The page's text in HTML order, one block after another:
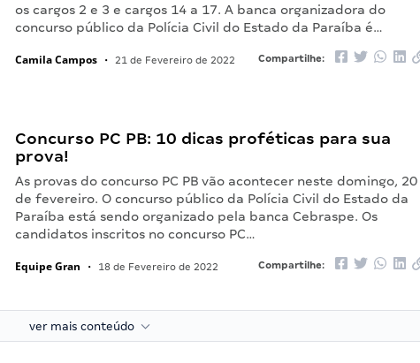
os cargos 2 e 3 e cargos 14 a 17. A banca organizadora do
concurso público da Polícia Civil do Estado da Paraíba é…
Camila Campos • 21 de Fevereiro de 2022 Compartilhe:
Concurso PC PB: 10 dicas proféticas para sua
prova!
As provas do concurso PC PB vão acontecer neste domingo, 20
de fevereiro. O concurso público da Polícia Civil do Estado da
Paraíba está sendo organizado pela banca Cebraspe. Os
candidatos inscritos no concurso PC…
Equipe Gran • 18 de Fevereiro de 2022 Compartilhe:
ver mais conteúdo